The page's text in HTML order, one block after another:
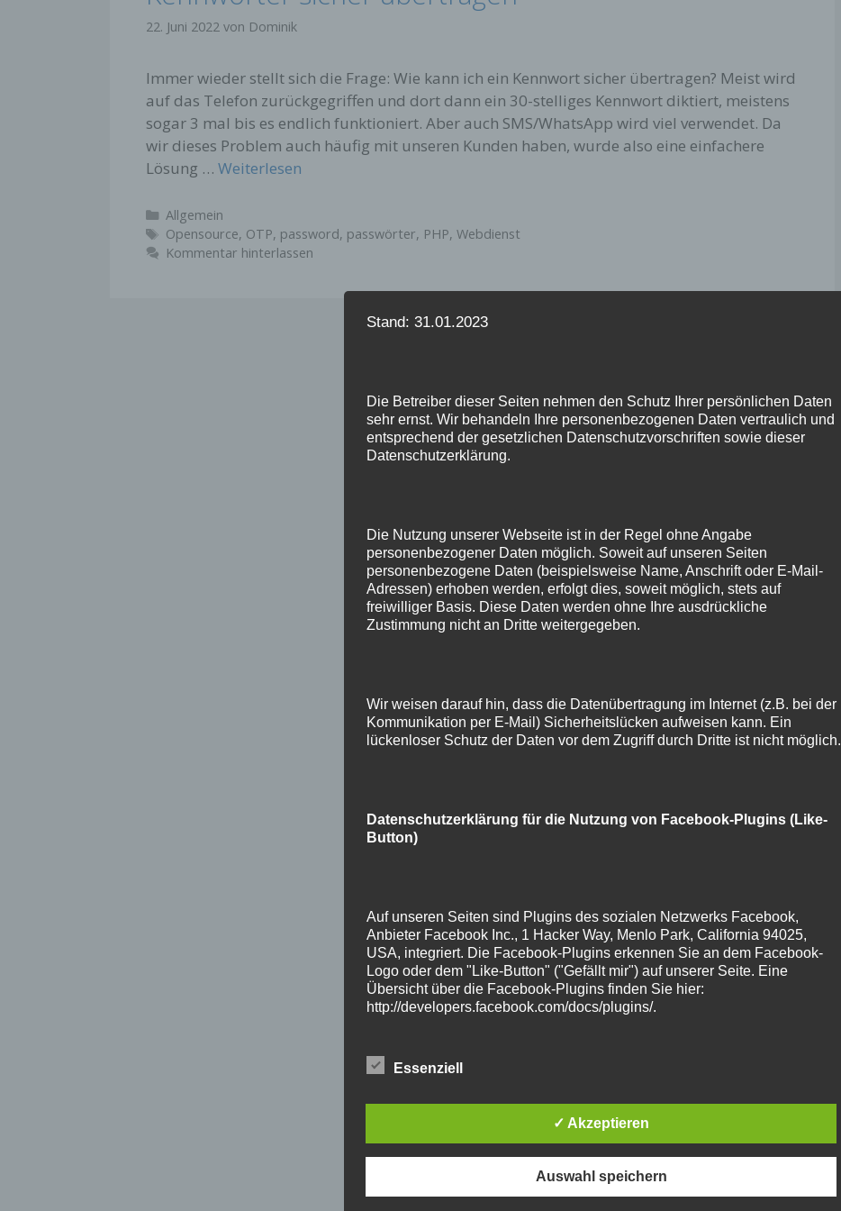
22. Juni 2022 von Dominik
Immer wieder stellt sich die Frage: Wie kann ich ein Kennwort sicher übertragen? Meist wird
auf das Telefon zurückgegriffen und dort dann ein 30-stelliges Kennwort diktiert, meistens
sogar 3 mal bis es endlich funktioniert. Aber auch SMS/WhatsApp wird viel verwendet. Da
wir dieses Problem auch häufig mit unseren Kunden haben, wurde also eine einfachere
Lösung … Weiterlesen
Kategorien
Allgemein
Schlagwörter
Opensource, OTP, password, passwörter, PHP, Webdienst
Kommentar hinterlassen
Stand: 31.01.2023
Die Betreiber dieser Seiten nehmen den Schutz Ihrer persönlichen Daten
sehr ernst. Wir behandeln Ihre personenbezogenen Daten vertraulich und
entsprechend der gesetzlichen Datenschutzvorschriften sowie dieser
Datenschutzerklärung.
Die Nutzung unserer Webseite ist in der Regel ohne Angabe
personenbezogener Daten möglich. Soweit auf unseren Seiten
personenbezogene Daten (beispielsweise Name, Anschrift oder E-Mail-
Adressen) erhoben werden, erfolgt dies, soweit möglich, stets auf
freiwilliger Basis. Diese Daten werden ohne Ihre ausdrückliche
Zustimmung nicht an Dritte weitergegeben.
Wir weisen darauf hin, dass die Datenübertragung im Internet (z.B. bei der
Kommunikation per E-Mail) Sicherheitslücken aufweisen kann. Ein
lückenloser Schutz der Daten vor dem Zugriff durch Dritte ist nicht möglich.
Datenschutzerklärung für die Nutzung von Facebook-Plugins (Like-
Button)
Auf unseren Seiten sind Plugins des sozialen Netzwerks Facebook,
Anbieter Facebook Inc., 1 Hacker Way, Menlo Park, California 94025,
USA, integriert. Die Facebook-Plugins erkennen Sie an dem Facebook-
Logo oder dem "Like-Button" ("Gefällt mir") auf unserer Seite. Eine
Übersicht über die Facebook-Plugins finden Sie hier:
http://developers.facebook.com/docs/plugins/.
Verbindung zwischen Ihrem Browser und dem Facebook-Server
hergestellt. Facebook erhält dadurch die Information, dass Sie mit Ihrer IP-
Adresse unsere Seite besucht haben. Wenn Sie den Facebook "Like-
Button" anklicken während Sie in Ihrem Facebook-Account eingeloggt
sind, können Sie die Inhalte unserer Seiten auf Ihrem Facebook-Profil
verlinken. Dadurch kann Facebook den Besuch unserer Seiten Ihrem
Essenziell
✓ Akzeptieren
Auswahl speichern